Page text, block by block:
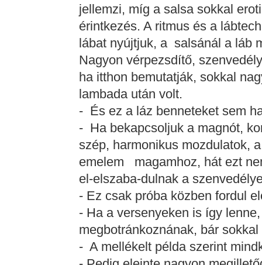
jellemzi, míg a salsa sokkal
érintkezés. A ritmus és a
lábat nyújtjuk, a salsánál a láb
Nagyon vérpezsdítő,
ha itthon bemutatják, sokkal
lambada után volt.
- És ez a láz benneteket sem
- Ha bekapcsoljuk a magnót,
szép, harmonikus mozdulatok,
emelem magamhoz, hát ezt
el-elszaba-dulnak a
- Ez csak próba közben fordul
- Ha a versenyeken is így
megbotránkoznának, bár
- A mellékelt példa szerint